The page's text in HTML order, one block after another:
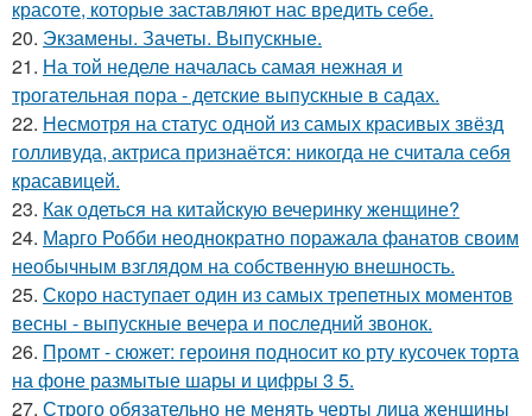
красоте, которые заставляют нас вредить себе.
20. Экзамены. Зачеты. Выпускные.
21. На той неделе началась самая нежная и
трогательная пора - детские выпускные в садах.
22. Несмотря на статус одной из самых красивых звёзд
голливуда, актриса признаётся: никогда не считала себя
красавицей.
23. Как одеться на китайскую вечеринку женщине?
24. Марго Робби неоднократно поражала фанатов своим
необычным взглядом на собственную внешность.
25. Скоро наступает один из самых трепетных моментов
весны - выпускные вечера и последний звонок.
26. Промт - сюжет: героиня подносит ко рту кусочек торта
на фоне размытые шары и цифры 3 5.
27. Строго обязательно не менять черты лица женщины